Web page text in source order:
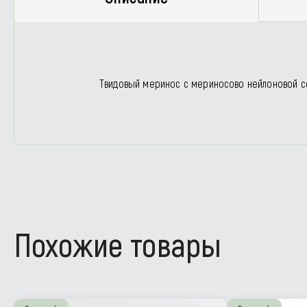
Твидовый меринос с мериносово нейлоновой
Похожие товары